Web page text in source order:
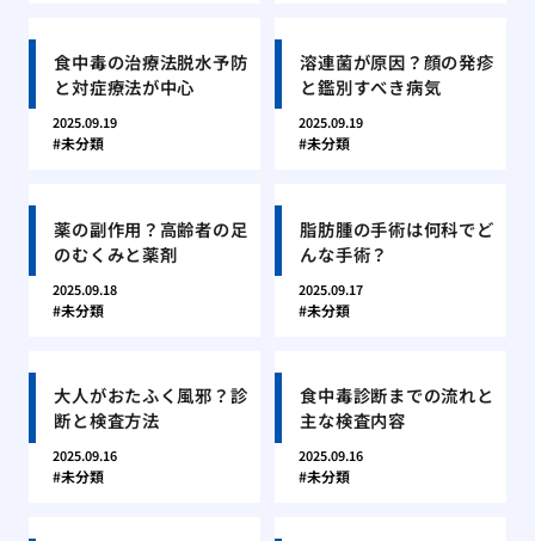
食中毒の治療法脱水予防
と対症療法が中心
2025.09.19
未分類
溶連菌が原因？顔の発疹
と鑑別すべき病気
2025.09.19
未分類
薬の副作用？高齢者の足
のむくみと薬剤
2025.09.18
未分類
脂肪腫の手術は何科でど
んな手術？
2025.09.17
未分類
大人がおたふく風邪？診
断と検査方法
2025.09.16
未分類
食中毒診断までの流れと
主な検査内容
2025.09.16
未分類